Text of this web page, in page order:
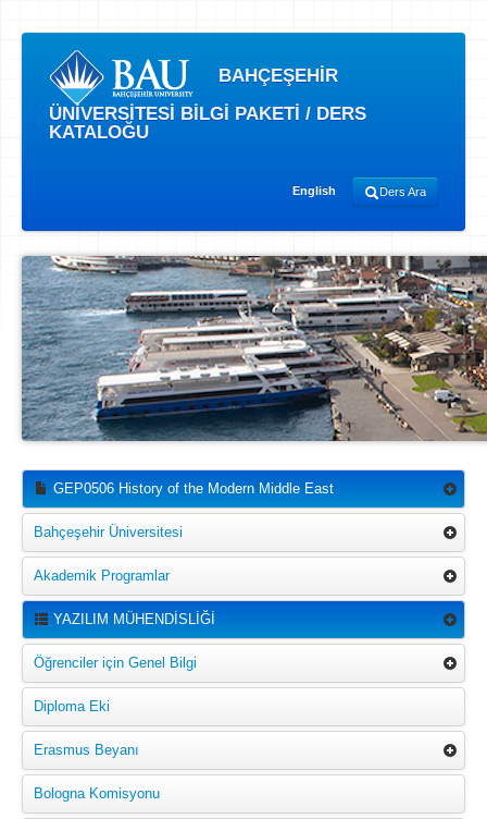
BAHÇEŞEHİR
ÜNİVERSİTESİ BİLGİ PAKETİ / DERS
KATALOĞU
English Ders Ara
GEP0506 History of the Modern Middle East
Bahçeşehir Üniversitesi
Akademik Programlar
YAZILIM MÜHENDİSLİĞİ
Öğrenciler için Genel Bilgi
Diploma Eki
Erasmus Beyanı
Bologna Komisyonu